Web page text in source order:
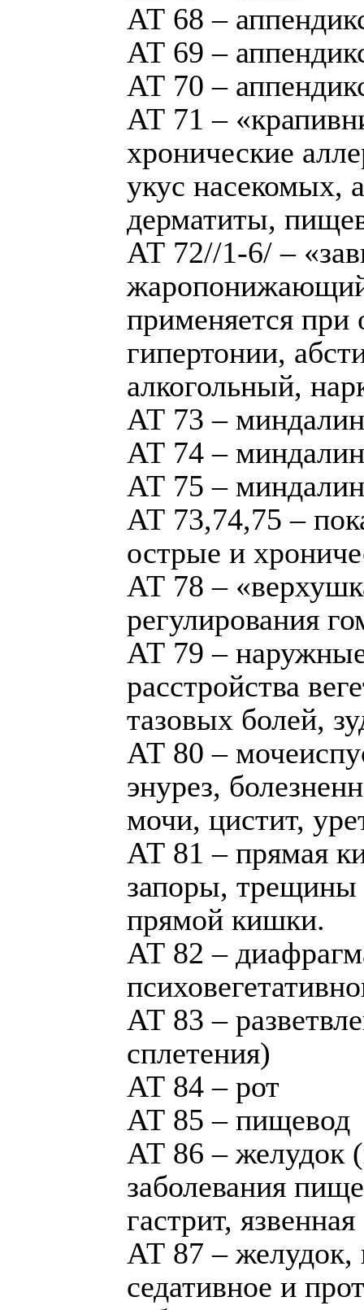
АТ 68 –
АТ 69 –
АТ 70 –
АТ 71 –
хронические
укус насекомых,
дерматиты,
АТ 72//1-6/ –
применяется при
гипертонии,
алкогольный,
АТ 73 –
АТ 74 –
АТ 75 –
АТ 73,74,75 –
острые и
АТ 78 –
регулирования
АТ 79 –
расстройства
тазовых болей,
АТ 80 –
энурез,
мочи, цистит,
АТ 81 – прямая
запоры, трещины
прямой кишки.
АТ 82 –
АТ 83 –
сплетения)
АТ 84 – рот
АТ 85 – пищевод
АТ 86 – желудок
заболевания
гастрит,
АТ 87 – желудок,
седативное и